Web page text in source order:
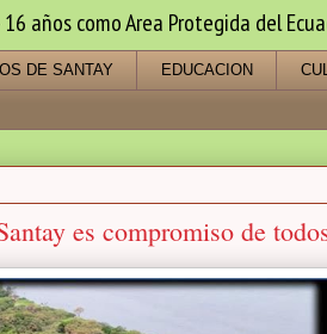
años como Area Protegida del
DE SANTAY EDUCACION
es compromiso de